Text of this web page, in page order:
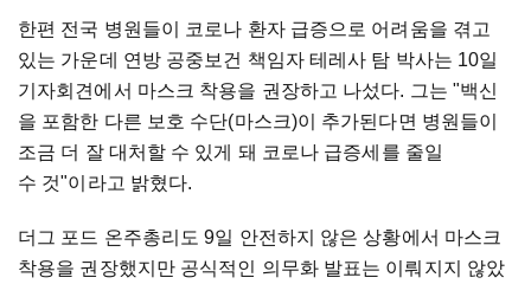
한편 전국 병원들이 코로나 환자 급증으로 어려움을 겪고
있는 가운데 연방 공중보건 책임자 테레사 탐 박사는 10일
기자회견에서 마스크 착용을 권장하고 나섰다. 그는 "백신
을 포함한 다른 보호 수단(마스크)이 추가된다면 병원들이
조금 더 잘 대처할 수 있게 돼 코로나 급증세를 줄일
수 것"이라고 밝혔다.
더그 포드 온주총리도 9일 안전하지 않은 상황에서 마스크
착용을 권장했지만 공식적인 의무화 발표는 이뤄지지 않았